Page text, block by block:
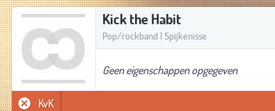
Kick the Habit
Pop/rockband | Spijkenisse
Geen eigenschappen opgegeven
KvK